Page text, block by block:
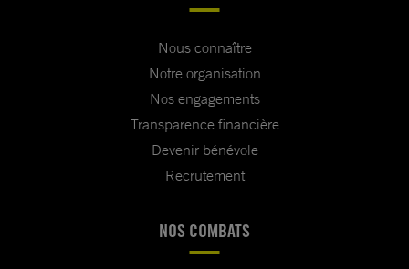
Nous connaître
Notre organisation
Nos engagements
Transparence financière
Devenir bénévole
Recrutement
NOS COMBATS